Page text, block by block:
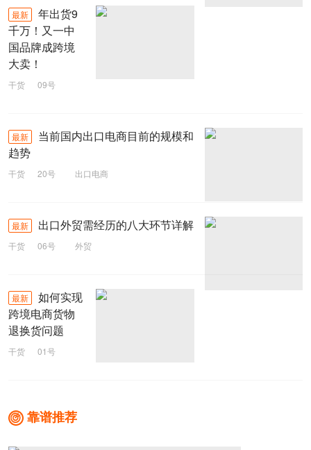
最新
年出货9
千万！又一中
国品牌成跨境
大卖！
干货
09号
最新
当前国内出口电商目前的规模和
趋势
干货 20号 出口电商
最新 出口外贸需经历的八大环节详解
干货 06号 外贸
最新
如何实现
跨境电商货物
退换货问题
干货
01号
 靠谱推荐